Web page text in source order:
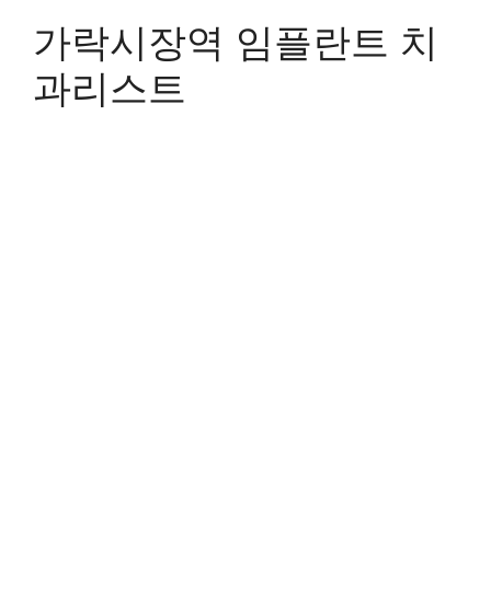
가락시장역 임플란트 치
과리스트